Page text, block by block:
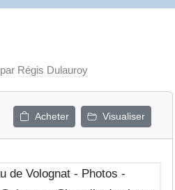
par Régis Dulauroy
Acheter Visualiser